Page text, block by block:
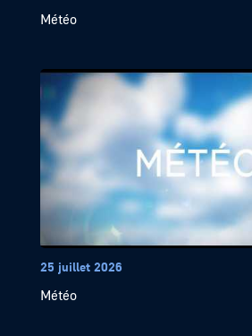
Météo
25 juillet 2026
Météo